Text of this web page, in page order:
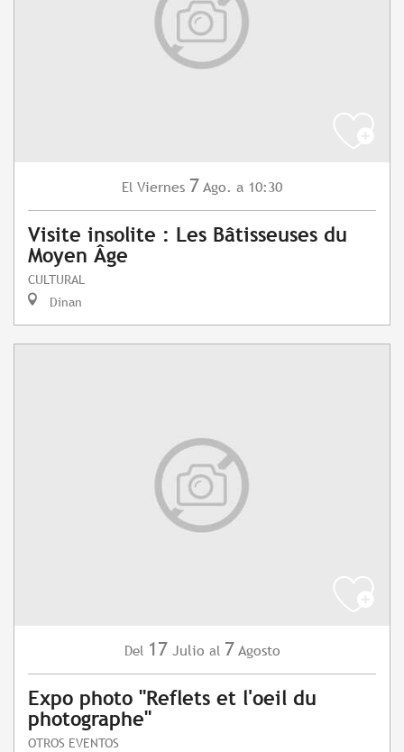
El Viernes 7 Ago. a 10:30
Visite insolite : Les Bâtisseuses du
Moyen Âge
CULTURAL
Dinan
Del 17 Julio al 7 Agosto
Expo photo "Reflets et l'oeil du
photographe"
OTROS EVENTOS